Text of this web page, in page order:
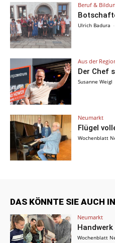
Beruf &
Ulrich Badura -
Aus der
Der Chef
Susanne Weigl
Neumarkt
Flügel
Wochenblatt
DAS KÖNNTE SIE AUCH
Neumarkt
Wochenblatt